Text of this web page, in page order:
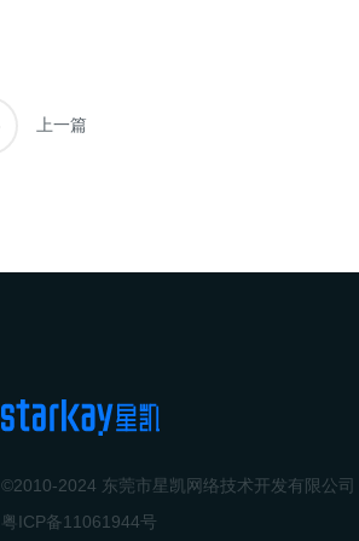
上一篇
©2010-2024 东莞市星凯网络技术开发有限公司
粤ICP备11061944号